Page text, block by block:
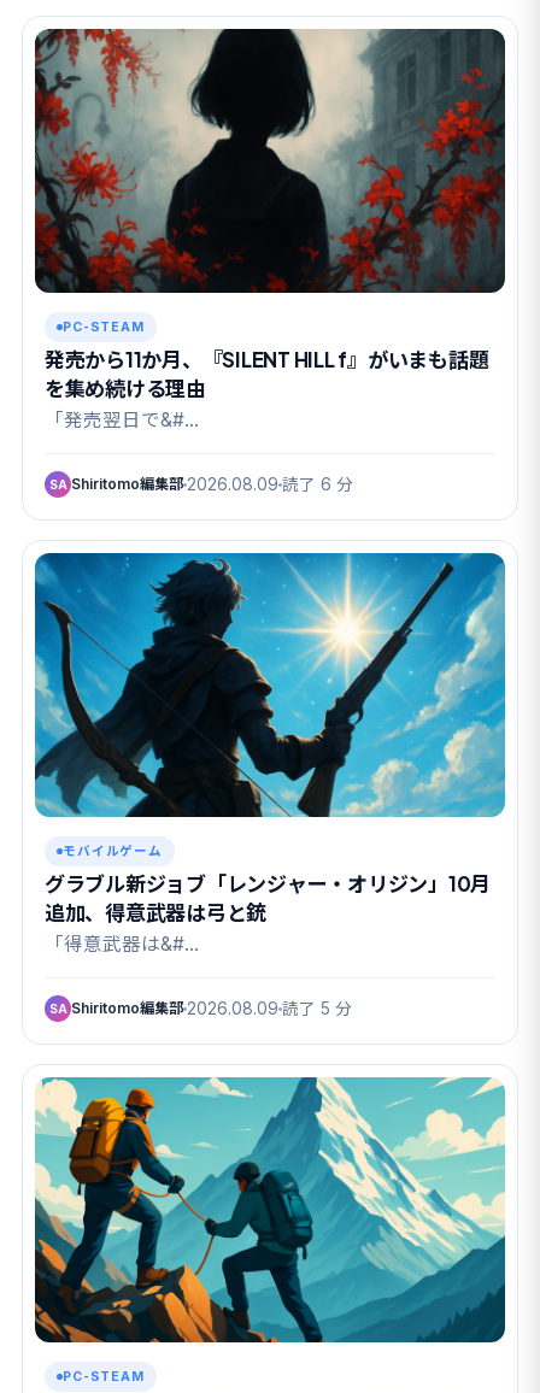
PC-STEAM
発売から11か月、『SILENT HILL f』がいまも話題
を集め続ける理由
「発売翌日で&#…
SA Shiritomo編集部 2026.08.09 読了 6 分
モバイルゲーム
グラブル新ジョブ「レンジャー・オリジン」10月
追加、得意武器は弓と銃
「得意武器は&#…
SA Shiritomo編集部 2026.08.09 読了 5 分
PC-STEAM